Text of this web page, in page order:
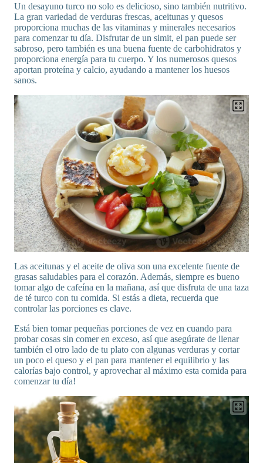
Un desayuno turco no solo es delicioso, sino también nutritivo.
La gran variedad de verduras frescas, aceitunas y quesos
proporciona muchas de las vitaminas y minerales necesarios
para comenzar tu día. Disfrutar de un simit, el pan puede ser
sabroso, pero también es una buena fuente de carbohidratos y
proporciona energía para tu cuerpo. Y los numerosos quesos
aportan proteína y calcio, ayudando a mantener los huesos
sanos.
Las aceitunas y el aceite de oliva son una excelente fuente de
grasas saludables para el corazón. Además, siempre es bueno
tomar algo de cafeína en la mañana, así que disfruta de una taza
de té turco con tu comida. Si estás a dieta, recuerda que
controlar las porciones es clave.
Está bien tomar pequeñas porciones de vez en cuando para
probar cosas sin comer en exceso, así que asegúrate de llenar
también el otro lado de tu plato con algunas verduras y cortar
un poco el queso y el pan para mantener el equilibrio y las
calorías bajo control, y aprovechar al máximo esta comida para
comenzar tu día!